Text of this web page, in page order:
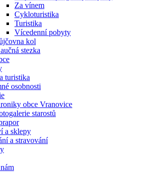
Za vínem
Cykloturistika
Turistika
Vícedenní pobyty
kol
stezka
turistika
osobnosti
obce Vranovice
starostů
a sklepy
a stravování